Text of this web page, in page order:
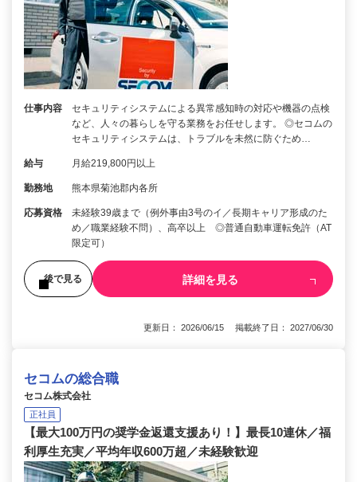
仕事内容
セキュリティシステムによる異常感知時の対応や機器の点検
など、人々の暮らしを守る業務をお任せします。 ◎セコムの
セキュリティシステムは、トラブルを未然に防ぐため…
給与 月給219,800円以上
勤務地 熊本県菊池郡内各所
応募資格
未経験39歳まで（例外事由3号のイ／長期キャリア形成のた
め／職業経験不問）、高卒以上 ◎普通自動車運転免許（AT
限定可）
後で見る 詳細を見る
更新日： 2026/06/15 掲載終了日： 2027/06/30
セコムの総合職
セコム株式会社
正社員
【最大100万円の奨学金返還支援あり！】最長10連休／福
利厚生充実／平均年収600万超／未経験歓迎